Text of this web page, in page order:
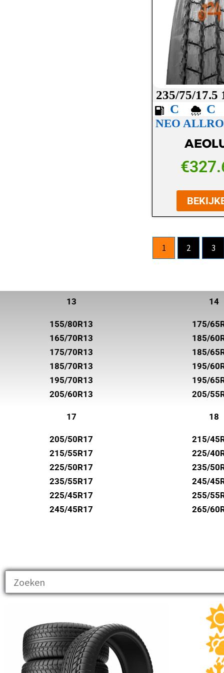
SUNNY
SUPERIA TIRES
SYRON
TOYO
TRELLEBORG
UNIROYAL
VREDESTEIN
WANLI
WESTLAKE
235/75/17.5
C
C
NEO
€
1 2 3
13
155/80R13
165/70R13
175/70R13
185/70R13
195/70R13
205/60R13
14
175/
185/
185/
195/
195/
205/
17
205/50R17
215/55R17
225/50R17
235/55R17
225/45R17
245/45R17
18
215/
225/
235/
245/
255/
265/